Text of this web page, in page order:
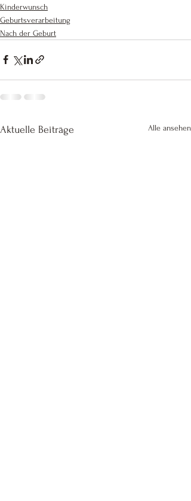
Kinderwunsch
Geburtsverarbeitung
Nach der Geburt
Aktuelle Beiträge Alle ansehen